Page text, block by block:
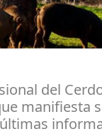
del
manifiesta